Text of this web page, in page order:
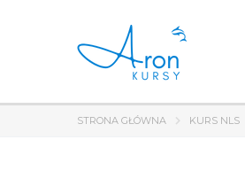
STRONA GŁÓWNA KURS NLS